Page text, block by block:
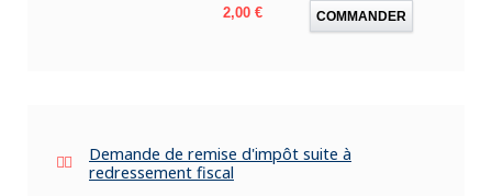
Prix
2,00 € COMMANDER
Demande de remise d'impôt suite à
redressement fiscal